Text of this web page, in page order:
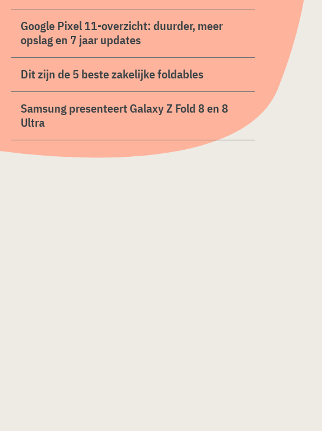
Google Pixel 11-overzicht: duurder, meer
opslag en 7 jaar updates
Dit zijn de 5 beste zakelijke foldables
Samsung presenteert Galaxy Z Fold 8 en 8
Ultra